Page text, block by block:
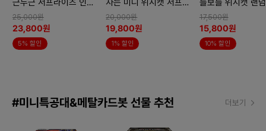
근두근 서프라이즈 인형2
x2개 (랜덤)
25,000원
23,800원
5% 할인
자는 미니 위시캣 서프라
이즈x2개 (랜덤)
20,000원
19,800원
1% 할인
들보들 위시캣 랜
어 서프라이즈 박
(랜덤)
17,500원
15,800원
10% 할인
#미니특공대&메탈카드봇 선물 추천 더보기